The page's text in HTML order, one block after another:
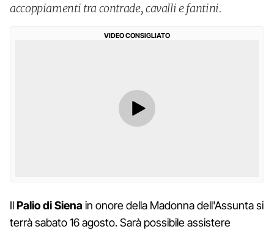
accoppiamenti tra contrade, cavalli e fantini.
VIDEO CONSIGLIATO
IlPalio di Sienain onore della Madonna dell'Assunta si
terrà sabato 16 agosto. Sarà possibile assistere